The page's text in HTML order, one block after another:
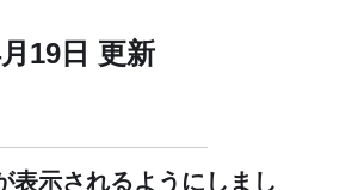
19日 更新
表示されるようにしまし